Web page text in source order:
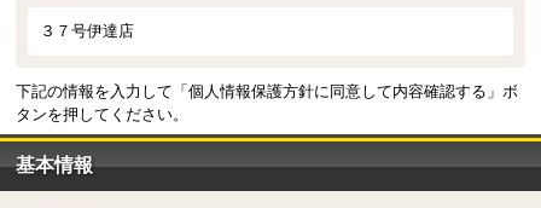
３７号伊達店
下記の情報を入力して「個人情報保護方針に同意して内容確認する」ボ
タンを押してください。
基本情報